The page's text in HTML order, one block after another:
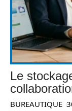
Le
BUREAUTIQUE